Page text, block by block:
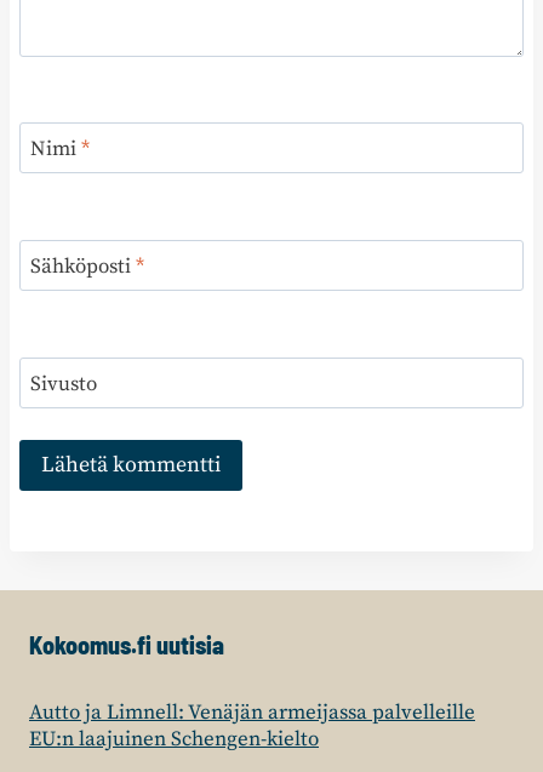
Nimi*
Sähköposti*
Sivusto
Kokoomus.fi uutisia
Autto ja Limnell: Venäjän armeijassa palvelleille
EU:n laajuinen Schengen-kielto